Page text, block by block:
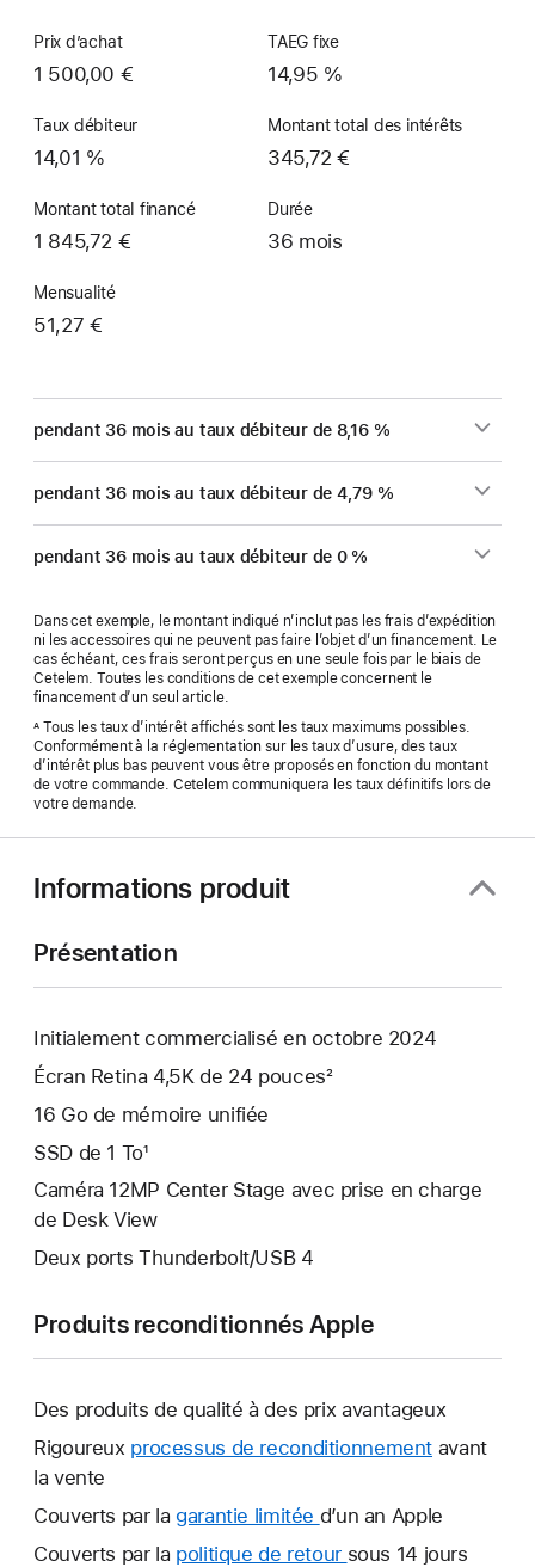
Prix d’achat
1 500,00 €
TAEG fixe
14,95 %
Taux débiteur
14,01 %
Montant total des intérêts
345,72 €
Montant total financé
1 845,72 €
Durée
36 mois
Mensualité
51,27 €
pendant 36 mois au taux débiteur de 8,16 %
pendant 36 mois au taux débiteur de 4,79 %
pendant 36 mois au taux débiteur de 0 %
Dans cet exemple, le montant indiqué n’inclut pas les frais d’expédition
ni les accessoires qui ne peuvent pas faire l’objet d’un financement. Le
cas échéant, ces frais seront perçus en une seule fois par le biais de
Cetelem. Toutes les conditions de cet exemple concernent le
financement d’un seul article.
ATous les taux d’intérêt affichés sont les taux maximums possibles.
Conformément à la réglementation sur les taux d’usure, des taux
d’intérêt plus bas peuvent vous être proposés en fonction du montant
de votre commande. Cetelem communiquera les taux définitifs lors de
votre demande.
Informations produit
Présentation
Initialement commercialisé en octobre 2024
Écran Retina 4,5K de 24 pouces²
16 Go de mémoire unifiée
SSD de 1 To¹
Caméra 12MP Center Stage avec prise en charge
de Desk View
Deux ports Thunderbolt/USB 4
Produits reconditionnés Apple
Des produits de qualité à des prix avantageux
Rigoureux processus de reconditionnement avant
la vente
Couverts par la garantie limitée Une
nouvelle
d’un an Apple
Couverts par la politique de retour Une
sous 14 jours